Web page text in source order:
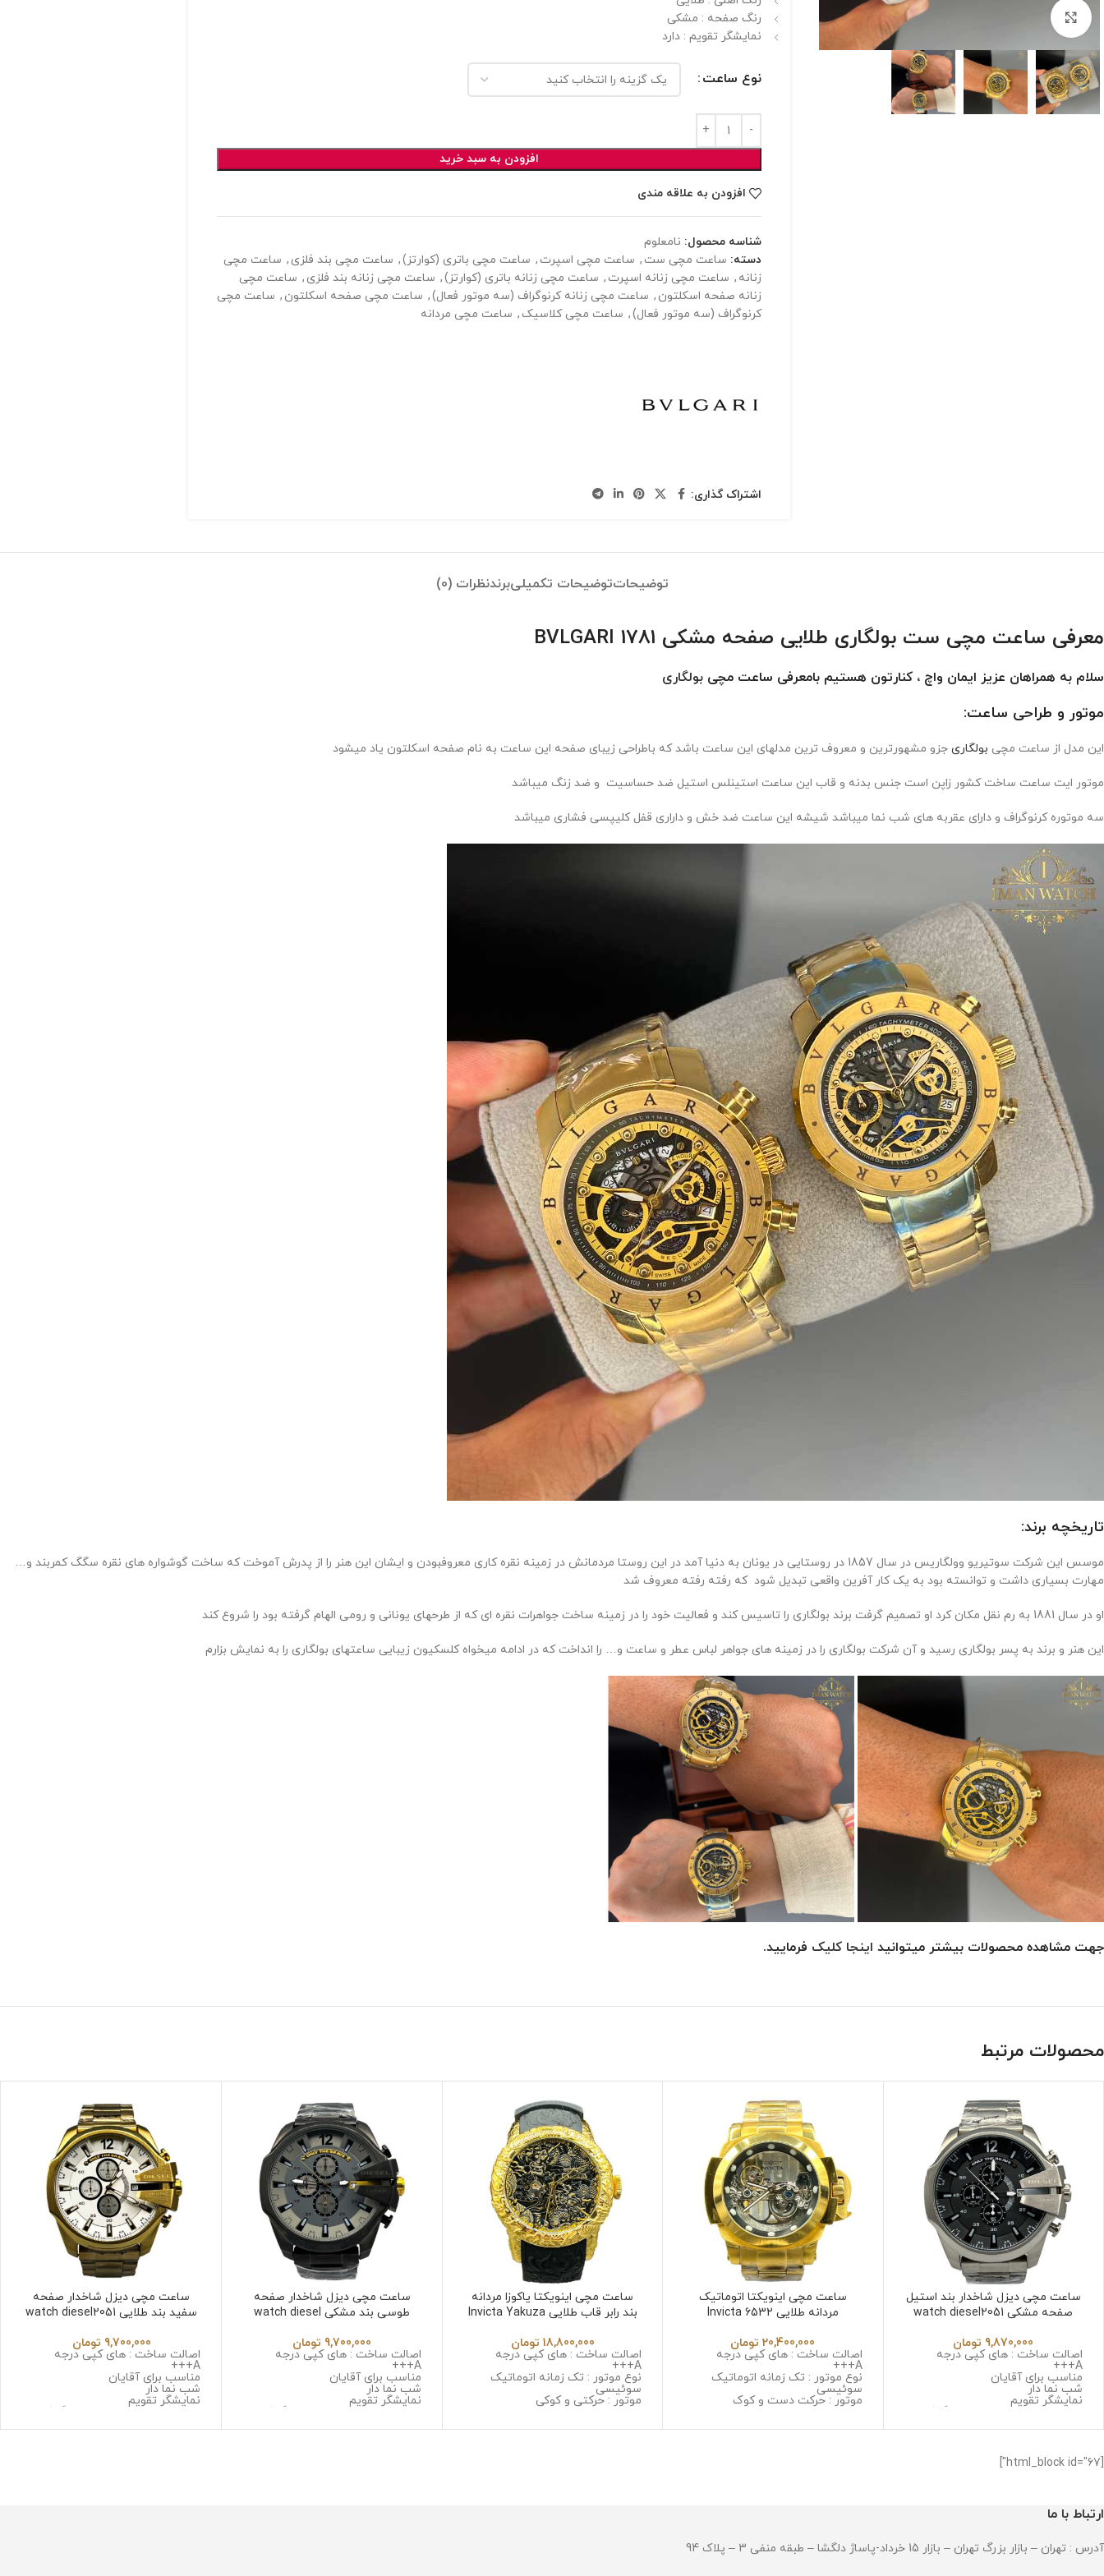
رنگ صفحه : مشکی
نمایشگر تقویم : دارد
نوع ساعت
افزودن به سبد خرید
افزودن به علاقه مندی
شناسه محصول: نامعلوم
دسته: ساعت مچی ست , ساعت مچی اسپرت , ساعت مچی باتری (کوارتز), ساعت مچی بند فلزی , ساعت مچی
زنانه , ساعت مچی زنانه اسپرت , ساعت مچی زنانه باتری (کوارتز), ساعت مچی زنانه بند فلزی , ساعت مچی
زنانه صفحه اسکلتون , ساعت مچی زنانه کرنوگراف (سه موتور فعال), ساعت مچی صفحه اسکلتون , ساعت مچی
کرنوگراف (سه موتور فعال), ساعت مچی کلاسیک , ساعت مچی مردانه
اشتراک گذاری:
توضیحاتتوضیحات تکمیلیبرندنظرات (0)
معرفی ساعت مچی ست بولگاری طلایی صفحه مشکی BVLGARI 1781
سلام به همراهان عزیز ایمان واچ ، کنارتون هستیم بامعرفی ساعت مچی بولگاری
موتور و طراحی ساعت:
این مدل از ساعت مچی بولگاری جزو مشهورترین و معروف ترین مدلهای این ساعت باشد که باطراحی زیبای صفحه این ساعت به نام صفحه اسکلتون یاد میشود
موتور ایت ساعت ساخت کشور زاپن است جنس بدنه و قاب این ساعت استینلس استیل ضد حساسیت و ضد زنگ میباشد
سه موتوره کرنوگراف و دارای عقربه های شب نما میباشد شیشه این ساعت ضد خش و داراری قفل کلیپسی فشاری میباشد
تاریخچه برند:
موسس این شرکت سوتیریو وولگاریس در سال 1857 در روستایی در یونان به دنیا آمد در این روستا مردمانش در زمینه نقره کاری معروفبودن و ایشان این هنر را از پدرش آموخت که ساخت گوشواره های نقره سگگ کمربند و…
مهارت بسیاری داشت و توانسته بود به یک کار آفرین واقعی تبدیل شود که رفته رفته معروف شد
او در سال 1881 به رم نقل مکان کرد او تصمیم گرفت برند بولگاری را تاسیس کند و فعالیت خود را در زمینه ساخت جواهرات نقره ای که از طرحهای یونانی و رومی الهام گرفته بود را شروع کند
این هنر و برند به پسر بولگاری رسید و آن شرکت بولگاری را در زمینه های جواهر لباس عطر و ساعت و… را انداخت که در ادامه میخواه کلسکیون زیبایی ساعتهای بولگاری را به نمایش بزارم
جهت مشاهده محصولات بیشتر میتوانید اینجا کلیک فرمایید.
محصولات مرتبط
ساعت مچی دیزل شاخدار بند استیل
صفحه مشکی watch diesel2051
9,870,000 تومان
اصالت ساخت : های کپی درجه
A+++
مناسب برای آقایان
شب نما دار
نمایشگر تقویم
نوع موتور : سه موتوره کرنوگراف
جنس قاب : استینلس استیل ضد
جنس شیشه : صافیر کریستال ضد
خش
وزن : 211 گرم
ساعت مچی اینویکتا اتوماتیک
مردانه طلایی Invicta 6532
20,400,000 تومان
اصالت ساخت : های کپی درجه
A+++
نوع موتور : تک زمانه اتوماتیک
سوئیسی
موتور : حرکت دست و کوک
جنس شیشه : مینرال گلس با
ساعت مچی اینویکتا یاکوزا مردانه
بند رابر قاب طلایی Invicta Yakuza
18,800,000 تومان
اصالت ساخت : های کپی درجه
A+++
نوع موتور : تک زمانه اتوماتیک
سوئیسی
موتور : حرکتی و کوکی
جنس قاب : استینلس استیل ضد
جنس شیشه : مینرال گلس با
ساعت مچی دیزل شاخدار صفحه
طوسی بند مشکی watch diesel
9,700,000 تومان
اصالت ساخت : های کپی درجه
A+++
مناسب برای آقایان
شب نما دار
نمایشگر تقویم
نوع موتور : سه موتوره کرنوگراف
جنس قاب : استینلس استیل ضد
ساعت مچی دیزل شاخدار صفحه
سفید بند طلایی watch diesel2051
9,700,000 تومان
اصالت ساخت : های کپی درجه
A+++
مناسب برای آقایان
شب نما دار
نمایشگر تقویم
نوع موتور : سه موتوره کرنوگراف
جنس قاب : استینلس استیل ضد
[html_block id="67"]
ارتباط با ما
آدرس : تهران – بازار بزرگ تهران – بازار 15 خرداد-پاساژ دلگشا – طبقه منفی 3 – پلاک 94